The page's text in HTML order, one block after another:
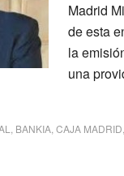
Madrid
de esta
la
una
BANKIA CAJA MADRID